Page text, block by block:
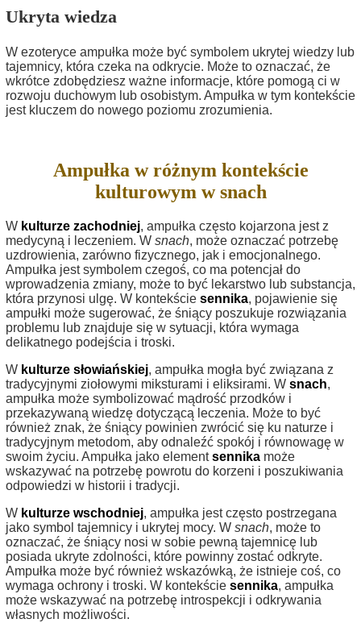
Ukryta wiedza
W ezoteryce ampułka może być symbolem ukrytej wiedzy lub
tajemnicy, która czeka na odkrycie. Może to oznaczać, że
wkrótce zdobędziesz ważne informacje, które pomogą ci w
rozwoju duchowym lub osobistym. Ampułka w tym kontekście
jest kluczem do nowego poziomu zrozumienia.
Ampułka w różnym kontekście
kulturowym w snach
W kulturze zachodniej, ampułka często kojarzona jest z
medycyną i leczeniem. W snach, może oznaczać potrzebę
uzdrowienia, zarówno fizycznego, jak i emocjonalnego.
Ampułka jest symbolem czegoś, co ma potencjał do
wprowadzenia zmiany, może to być lekarstwo lub substancja,
która przynosi ulgę. W kontekście sennika, pojawienie się
ampułki może sugerować, że śniący poszukuje rozwiązania
problemu lub znajduje się w sytuacji, która wymaga
delikatnego podejścia i troski.
W kulturze słowiańskiej, ampułka mogła być związana z
tradycyjnymi ziołowymi miksturami i eliksirami. W snach,
ampułka może symbolizować mądrość przodków i
przekazywaną wiedzę dotyczącą leczenia. Może to być
również znak, że śniący powinien zwrócić się ku naturze i
tradycyjnym metodom, aby odnaleźć spokój i równowagę w
swoim życiu. Ampułka jako elementsennika może
wskazywać na potrzebę powrotu do korzeni i poszukiwania
odpowiedzi w historii i tradycji.
W kulturze wschodniej, ampułka jest często postrzegana
jako symbol tajemnicy i ukrytej mocy. W snach, może to
oznaczać, że śniący nosi w sobie pewną tajemnicę lub
posiada ukryte zdolności, które powinny zostać odkryte.
Ampułka może być również wskazówką, że istnieje coś, co
wymaga ochrony i troski. W kontekście sennika, ampułka
może wskazywać na potrzebę introspekcji i odkrywania
własnych możliwości.